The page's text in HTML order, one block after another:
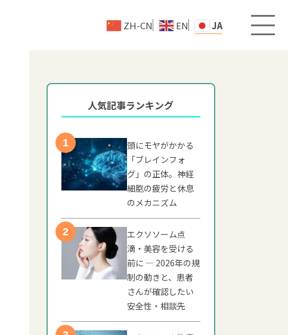
ZH-CN EN JA
人気記事ランキング
頭にモヤがかかる
「ブレインフォ
グ」の正体。神経
細胞の疲労と休息
のメカニズム
エクソソーム点
滴・美容を受ける
前に — 2026年の規
制の動きと、患者
さんが確認したい
安全性・相談先